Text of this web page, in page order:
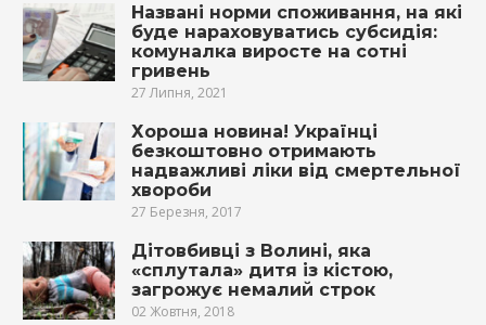
Названі норми споживання, на які
буде нараховуватись субсидія:
комуналка виросте на сотні
гривень
27 Липня, 2021
Хороша новина! Українці
безкоштовно отримають
надважливі ліки від смертельної
хвороби
27 Березня, 2017
Дітовбивці з Волині, яка
«сплутала» дитя із кістою,
загрожує немалий строк
02 Жовтня, 2018